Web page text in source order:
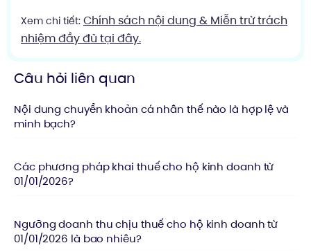
Xem chi tiết: Chính sách nội dung & Miễn trừ trách
nhiệm đầy đủ tại đây.
Câu hỏi liên quan
Nội dung chuyển khoản cá nhân thế nào là hợp lệ và
minh bạch?
Các phương pháp khai thuế cho hộ kinh doanh từ
01/01/2026?
Ngưỡng doanh thu chịu thuế cho hộ kinh doanh từ
01/01/2026 là bao nhiêu?